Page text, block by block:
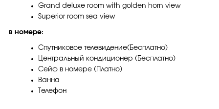
Grand deluxe room with golden horn view
Superior room sea view
в номере:
Спутниковое телевидение(Бесплатно)
Центральный кондиционер (Бесплатно)
Сейф в номере (Платно)
Ванна
Телефон